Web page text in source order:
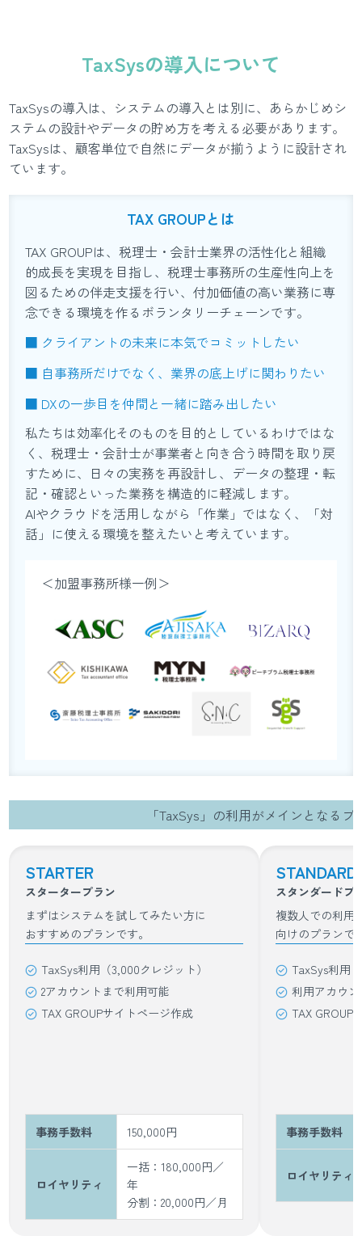
TaxSysの導入について
TaxSysの導入は、システムの導入とは別に、あらかじめシ
ステムの設計やデータの貯め方を考える必要があります。
TaxSysは、顧客単位で自然にデータが揃うように設計され
ています。
TAX GROUPとは
TAX GROUPは、税理士・会計士業界の活性化と組織
的成長を実現を目指し、税理士事務所の生産性向上を
図るための伴走支援を行い、付加価値の高い業務に専
念できる環境を作るボランタリーチェーンです。
■ クライアントの未来に本気でコミットしたい
■ 自事務所だけでなく、業界の底上げに関わりたい
■ DXの一歩目を仲間と一緒に踏み出したい
私たちは効率化そのものを目的としているわけではな
く、税理士・会計士が事業者と向き合う時間を取り戻
すために、日々の実務を再設計し、データの整理・転
記・確認といった業務を構造的に軽減します。
AIやクラウドを活用しながら「作業」ではなく、「対
話」に使える環境を整えたいと考えています。
＜加盟事務所様一例＞
「TaxSys」の利用がメインとなるプ
STARTER
スタータープラン
まずはシステムを試してみたい方に
おすすめのプランです。
TaxSys利用（3,000クレジット）
2アカウントまで利用可能
TAX GROUPサイトページ作成
事務手数料 150,000円
ロイヤリティ
一括：180,000円／
年
分割：20,000円／月
STANDARD
スタンダードプ
複数人での利用
向けのプランで
TaxSys利用
利用アカウ
TAX GROUP
事務手数料
ロイヤリティ